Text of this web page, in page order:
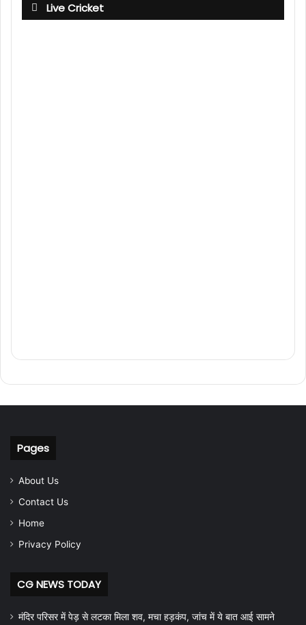
Live Cricket
Pages
About Us
Contact Us
Home
Privacy Policy
CG NEWS TODAY
मंदिर परिसर में पेड़ से लटका मिला शव, मचा हड़कंप, जांच में ये बात आई सामने